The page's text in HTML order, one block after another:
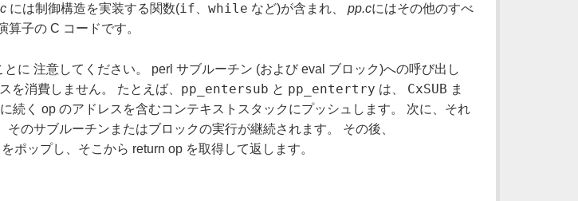
には制御構造を実装する関数(if while など)が含まれ、 pp.cにはその他のすべ
子の C コードです。
に 注意してください。 perl サブルーチン (および eval ブロック)への呼び出し
を消費しません。 たとえば、 pp_entersub と pp_entertry は、 CxSUB ま
続く op のアドレスを含むコンテキストスタックにプッシュします。 次に、それ
のサブルーチンまたはブロックの実行が継続されます。 その後、
をポップし、そこから return op を取得して返します。